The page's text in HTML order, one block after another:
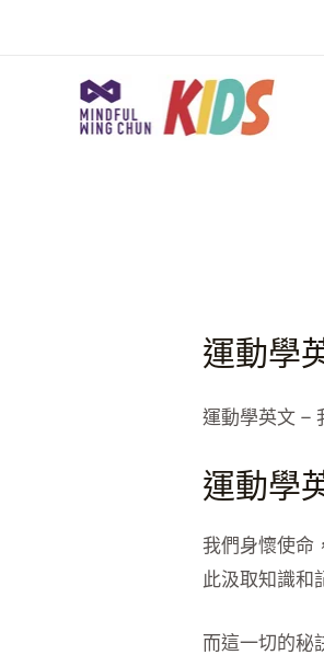
運動學
運動學英文 –
運動學
我們身懷使命
此汲取知識和
而這一切的秘